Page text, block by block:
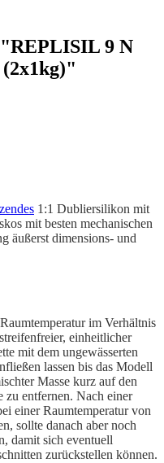
9 N
1:1 Dubliersilikon mit
mit besten mechanischen
äußerst dimensions- und
im Verhältnis
einheitlicher
mit dem ungewässerten
lassen bis das Modell
Masse kurz auf den
zu entfernen. Nach einer
einer Raumtemperatur von
sollte danach aber noch
damit sich eventuell
zurückstellen können.